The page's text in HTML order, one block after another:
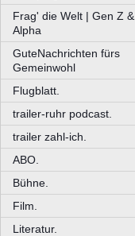
Frag' die Welt | Gen Z &
Alpha
GuteNachrichten fürs
Gemeinwohl
Flugblatt.
trailer-ruhr podcast.
trailer zahl-ich.
ABO.
Bühne.
Film.
Literatur.